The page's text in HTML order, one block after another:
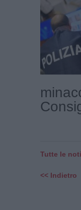
Tutte le
<< Indietro